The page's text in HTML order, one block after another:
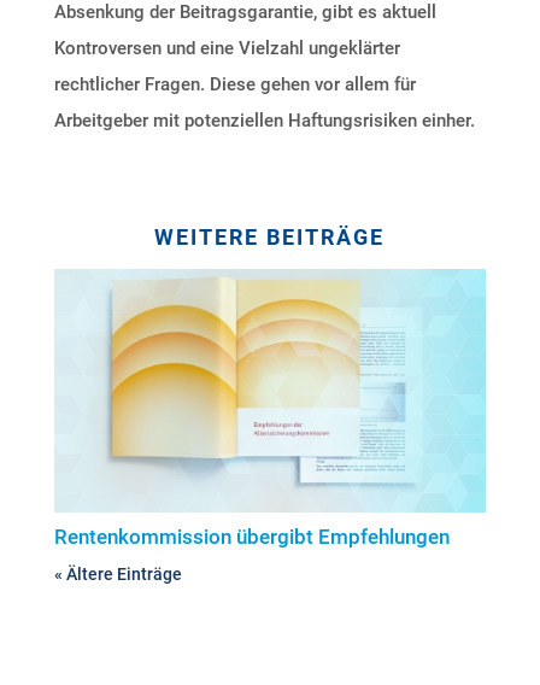
Absenkung der Beitragsgarantie, gibt es aktuell
Kontroversen und eine Vielzahl ungeklärter
rechtlicher Fragen. Diese gehen vor allem für
Arbeitgeber mit potenziellen Haftungsrisiken einher.
WEITERE BEITRÄGE
Rentenkommission übergibt Empfehlungen
« Ältere Einträge